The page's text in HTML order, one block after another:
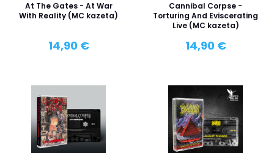
At The Gates - At War
With Reality (MC kazeta)
14,90 €
Cannibal Corpse -
Torturing And Eviscerating
Live (MC kazeta)
14,90 €